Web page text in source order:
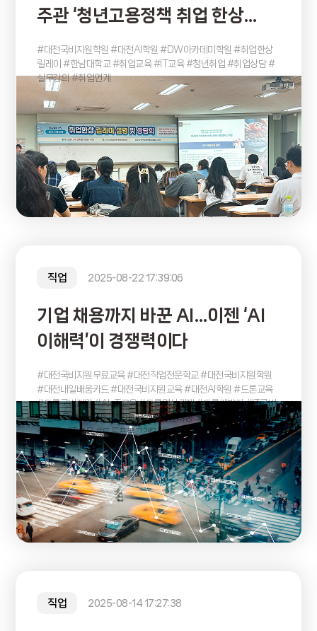
주관 ‘청년고용정책 취업 한상
릴레이’ 참여
#대전국비지원학원 #대전AI학원 #DW아카데미학원 #취업한상
릴레이 #한남대학교 #취업교육 #IT교육 #청년취업 #취업상담 #
실무강의 #취업연계
직업 2025-08-22 17:39:06
기업 채용까지 바꾼 AI…이젠 ‘AI
이해력’이 경쟁력이다
#대전국비지원무료교육 #대전직업전문학교 #대전국비지원학원
#대전내일배움카드 #대전국비지원교육 #대전AI학원 #드론교육
#드론국비지원 #AIoT교육 #드론영상관제 #드론개발자 #IT국비
지원교육 #국비지원취업교육 #취업준비생추천 #대전청년취업 #
실무중심IT교육 #드론프로그래밍 #데이터시각화 #AI활용소프트
웨어
직업 2025-08-14 17:27:38